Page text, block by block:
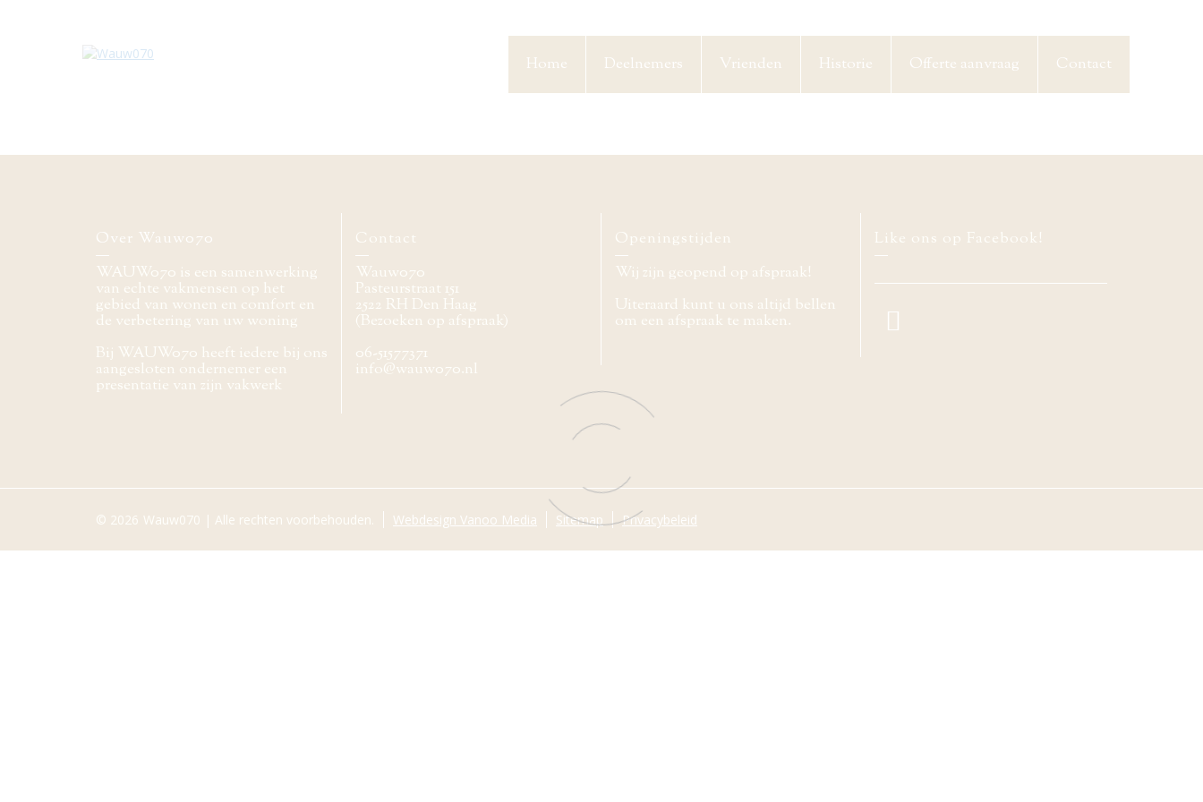
Home Deelnemers Vrienden Historie Offerte aanvraag Contact
Over Wauw070
WAUW070 is een samenwerking
van echte vakmensen op het
gebied van wonen en comfort en
de verbetering van uw woning
Bij WAUW070 heeft iedere bij ons
aangesloten ondernemer een
presentatie van zijn vakwerk
Contact
Wauw070
Pasteurstraat 151
2522 RH Den Haag
(Bezoeken op afspraak)
06-51577371
info@wauw070.nl
Openingstijden
Wij zijn geopend op afspraak!
Uiteraard kunt u ons altijd bellen
om een afspraak te maken.
Like ons op Facebook!
© 2026 Wauw070 | Alle rechten voorbehouden. Webdesign Vanoo Media Sitemap Privacybeleid